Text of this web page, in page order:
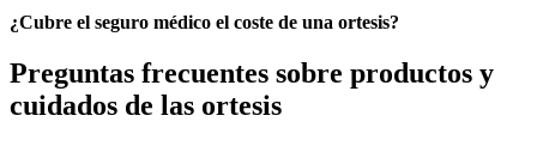
¿Cubre el seguro médico el coste de una ortesis?
Preguntas frecuentes sobre productos y
cuidados de las ortesis